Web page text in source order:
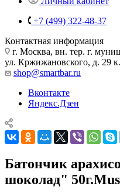
+7 (499) 322-48-37
Контактная информация
г. Москва, вн. тер. г.
ул. Кржижановского, д. 29
shop@smartbar.ru
Вконтакте
Яндекс.Дзен
Батончик
шоколад"